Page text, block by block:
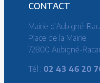
CONTACT
Mairie d’Aubigné-
Place de la Mairie
72800 Aubigné-
Tél : 02 43 46 20